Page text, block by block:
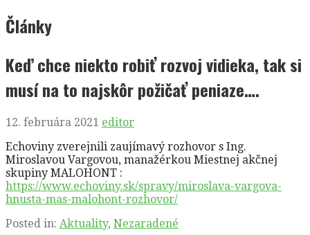
Články
Keď chce niekto robiť rozvoj vidieka, tak si
musí na to najskôr požičať peniaze….
12. februára 2021 editor
Echoviny zverejnili zaujímavý rozhovor s Ing.
Miroslavou Vargovou, manažérkou Miestnej akčnej
skupiny MALOHONT :
https://www.echoviny.sk/spravy/miroslava-vargova-
hnusta-mas-malohont-rozhovor/
Posted in: Aktuality, Nezaradené